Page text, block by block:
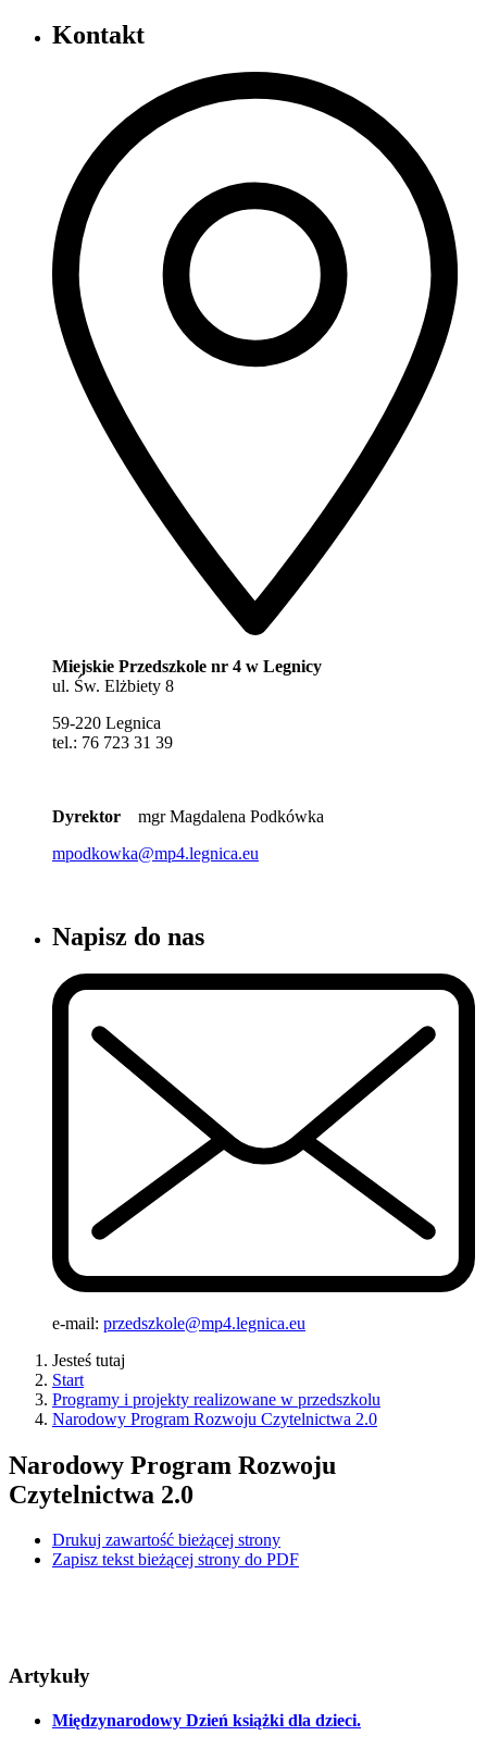
Kontakt
Miejskie Przedszkole nr 4 w Legnicy
ul. Św. Elżbiety 8
59-220 Legnica
tel.: 76 723 31 39
Dyrektor mgr Magdalena Podkówka
mpodkowka@mp4.legnica.eu
Napisz do nas
e-mail: przedszkole@mp4.legnica.eu
Jesteś tutaj
Start
Programy i projekty realizowane w przedszkolu
Narodowy Program Rozwoju Czytelnictwa 2.0
Narodowy Program Rozwoju
Czytelnictwa 2.0
Drukuj zawartość bieżącej strony
Zapisz tekst bieżącej strony do PDF
Artykuły
Międzynarodowy Dzień książki dla dzieci.